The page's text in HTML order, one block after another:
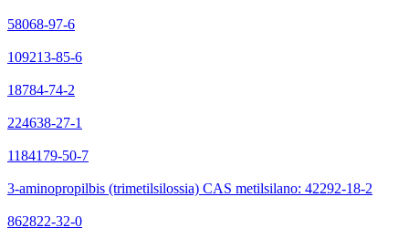
58068-97-6
109213-85-6
18784-74-2
224638-27-1
1184179-50-7
3-aminopropilbis (trimetilsilossia) CAS metilsilano: 42292-18-2
862822-32-0